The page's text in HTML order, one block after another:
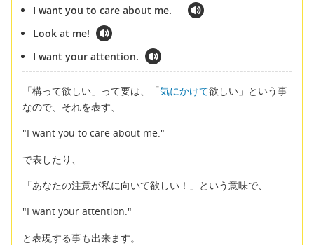
I want you to care about me.
Look at me!
I want your attention.
「構って欲しい」って要は、「気にかけて欲しい」という事
なので、それを表す、
"I want you to care about me."
で表したり、
「あなたの注意が私に向いて欲しい！」という意味で、
"I want your attention."
と表現する事も出来ます。